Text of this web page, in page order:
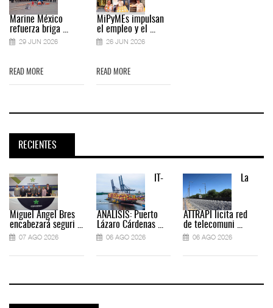
Marine México
refuerza briga ...
29 JUN 2026
READ MORE
MiPyMEs impulsan
el empleo y el ...
26 JUN 2026
READ MORE
RECIENTES
Miguel Ángel Bres
encabezará seguri ...
07 AGO 2026
IT-
ANÁLISIS: Puerto
Lázaro Cárdenas ...
06 AGO 2026
La
ATTRAPI licita red
de telecomuni ...
06 AGO 2026